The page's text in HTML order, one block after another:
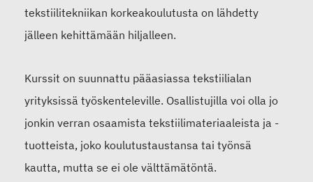
tekstiilitekniikan korkeakoulutusta on lähdetty
jälleen kehittämään hiljalleen.
Kurssit on suunnattu pääasiassa tekstiilialan
yrityksissä työskenteleville. Osallistujilla voi olla jo
jonkin verran osaamista tekstiilimateriaaleista ja -
tuotteista, joko koulutustaustansa tai työnsä
kautta, mutta se ei ole välttämätöntä.